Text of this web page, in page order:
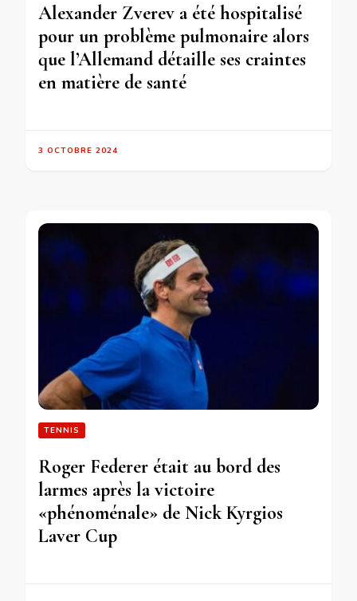
Alexander Zverev a été hospitalisé
pour un problème pulmonaire alors
que l’Allemand détaille ses craintes
en matière de santé
3 OCTOBRE 2024
TENNIS
Roger Federer était au bord des
larmes après la victoire
«phénoménale» de Nick Kyrgios
Laver Cup